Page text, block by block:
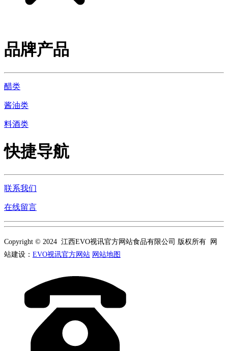
品牌产品
醋类
酱油类
料酒类
快捷导航
联系我们
在线留言
Copyright © 2024 江西EVO视讯官方网站食品有限公司 版权所有 网
站建设： EVO视讯官方网站 网站地图